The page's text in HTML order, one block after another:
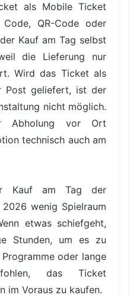
als Mobile Ticket
QR-Code oder
Kauf am Tag selbst
die Lieferung nur
Wird das Ticket als
Post geliefert, ist der
nicht möglich.
Abholung vor Ort
technisch auch am
Kauf am Tag der
wenig Spielraum
etwas schiefgeht,
Stunden, um es zu
oder lange
das Ticket
im Voraus zu kaufen.